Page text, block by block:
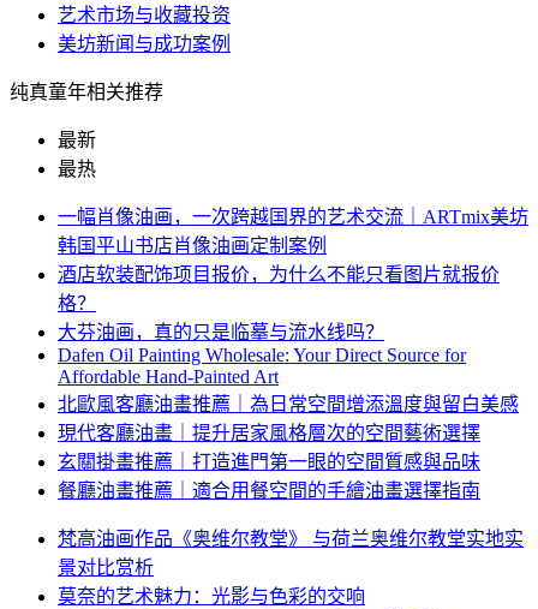
艺术市场与收藏投资
美坊新闻与成功案例
纯真童年相关推荐
最新
最热
一幅肖像油画，一次跨越国界的艺术交流｜ARTmix美坊
韩国平山书店肖像油画定制案例
酒店软装配饰项目报价，为什么不能只看图片就报价
格？
大芬油画，真的只是临摹与流水线吗？
Dafen Oil Painting Wholesale: Your Direct Source for
Affordable Hand-Painted Art
北歐風客廳油畫推薦｜為日常空間增添溫度與留白美感
現代客廳油畫｜提升居家風格層次的空間藝術選擇
玄關掛畫推薦｜打造進門第一眼的空間質感與品味
餐廳油畫推薦｜適合用餐空間的手繪油畫選擇指南
梵高油画作品《奥维尔教堂》 与荷兰奥维尔教堂实地实
景对比赏析
莫奈的艺术魅力：光影与色彩的交响